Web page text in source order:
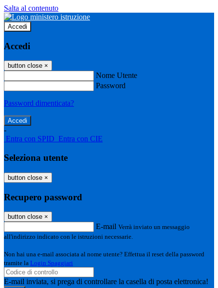
Salta al contenuto
Accedi
Accedi
button close ×
Nome Utente
Password
Password dimenticata?
-
Entra con SPID Entra con CIE
Seleziona utente
button close ×
Recupero password
button close ×
E-mail Verrà inviato un messaggio
all'indirizzo indicato con le istruzioni necessarie.
Non hai una e-mail associata al nome utente? Effettua il reset della password
tramite la Login Spaggiari
E-mail inviata, si prega di controllare la casella di posta elettronica!